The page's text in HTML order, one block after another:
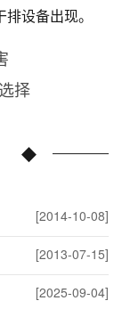
设备出现。
择
[2014-10-08]
[2013-07-15]
[2025-09-04]